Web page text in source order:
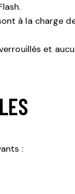
à la charge
et
: